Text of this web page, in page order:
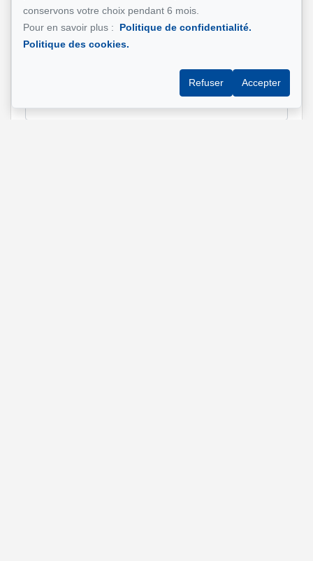
conservons votre choix pendant 6 mois.
Pour en savoir plus :
Politique de confidentialité.
Politique des cookies.
Refuser Accepter